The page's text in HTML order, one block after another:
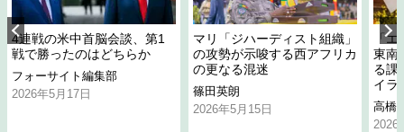
4連戦の米中首脳会談、第1
戦で勝ったのはどちらか
フォーサイト編集部
2026年5月17日
マリ「ジハーディスト組織」
の攻勢が示唆する西アフリカ
の更なる混迷
篠田英朗
2026年5月15日
「
東南
る課
イラ
高橋
2026